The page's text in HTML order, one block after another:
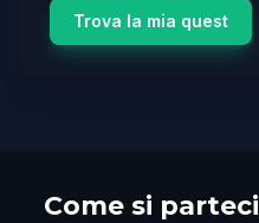
Trova la mia quest
Come si